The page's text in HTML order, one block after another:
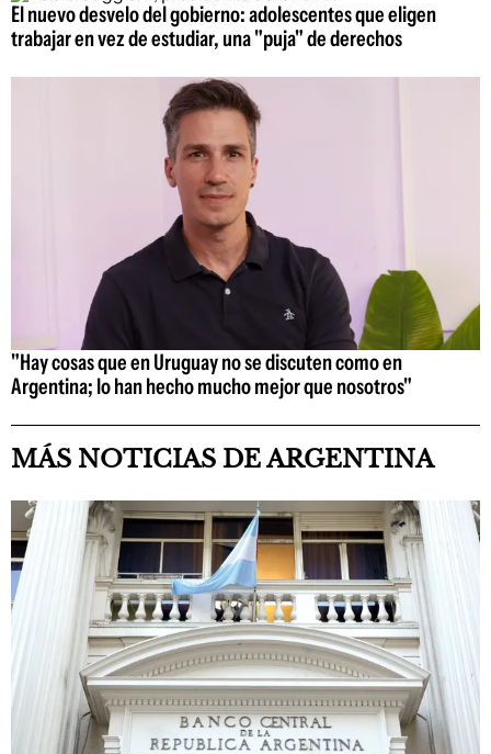
El nuevo desvelo del gobierno: adolescentes que eligen
trabajar en vez de estudiar, una "puja" de derechos
"Hay cosas que en Uruguay no se discuten como en
Argentina; lo han hecho mucho mejor que nosotros"
MÁS NOTICIAS DE ARGENTINA